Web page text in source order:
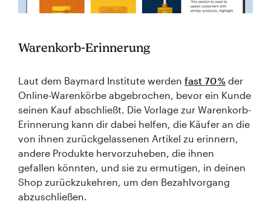
Warenkorb-Erinnerung
Laut dem Baymard Institute werden fast 70 % der
Online-Warenkörbe abgebrochen, bevor ein Kunde
seinen Kauf abschließt. Die Vorlage zur Warenkorb-
Erinnerung kann dir dabei helfen, die Käufer an die
von ihnen zurückgelassenen Artikel zu erinnern,
andere Produkte hervorzuheben, die ihnen
gefallen könnten, und sie zu ermutigen, in deinen
Shop zurückzukehren, um den Bezahlvorgang
abzuschließen.